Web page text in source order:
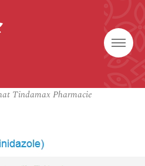
Tindamax Pharmacie